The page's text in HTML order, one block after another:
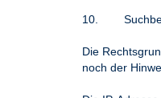
10.
Die
noch der